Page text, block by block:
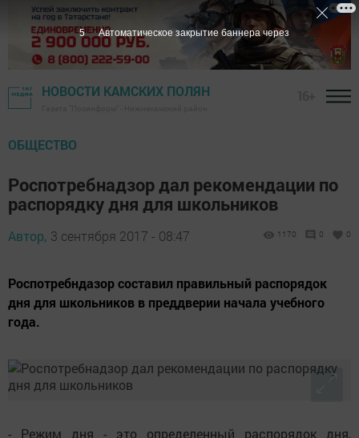
НОВОСТИ КАМСКИХ ПОЛЯН
ОБЩЕСТВО
Роспотребнадзор дал рекомендации по
распорядку дня для школьников
Автор, 3 сентября 2017 - 08:47 1170 0 0
Роспотребндазор составил правильный распорядок
дня для школьников в преддверии начала учебного
года.
- Режим дня - это определенный распорядок дня,
5 Автоматическое закрытие баннера через